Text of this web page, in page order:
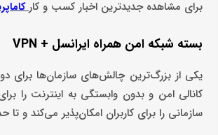
برای مشاهده جدیدترین اخبار کسب و کار
بسته شبکه امن همراه ایرانسل + VPN
یکی از بزرگ‌ترین چالش‌های سازمان‌ها برای
کانالی امن و بدون وابستگی به اینترنت را
سازمانی را برای کاربران امکان‌پذیر می‌کند و